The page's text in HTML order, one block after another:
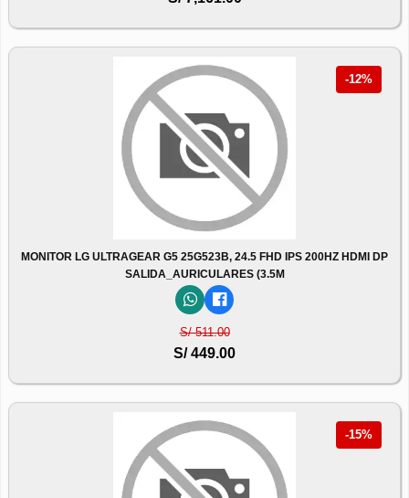
-12%
MONITOR LG ULTRAGEAR G5 25G523B, 24.5 FHD IPS 200HZ HDMI DP
SALIDA_AURICULARES (3.5M
S/ 511.00
S/ 449.00
-15%